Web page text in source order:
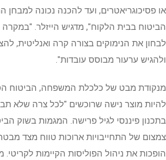
או פסיכוגריאטרים, ועד להכנה נכונה
הביטוח בבית הלקוח", מדגיש הייזלר.
לבחון את הנימוקים בצורה קרה ואנליטית,
ולהגיש ערעור מבוסס עובדות".
מנקודת מבט של כלכלת המשפחה, הביטוח
להיות מוצר נישה שרוכשים "לכל צרה שלא
בתכנון פיננסי לגיל פרישה. המגמות בשוק
צמצום של התחייבויות ארוכות טווח מצד
הופכות את ניהול הפוליסות הקיימות לקריטי.